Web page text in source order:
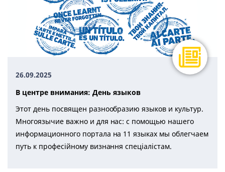
26.09.2025
В центре внимания: День языков
Этот день посвящен разнообразию языков и культур.
Многоязычие важно и для нас: с помощью нашего
информационного портала на 11 языках мы облегчаем
путь к професійному визнання спеціалістам.